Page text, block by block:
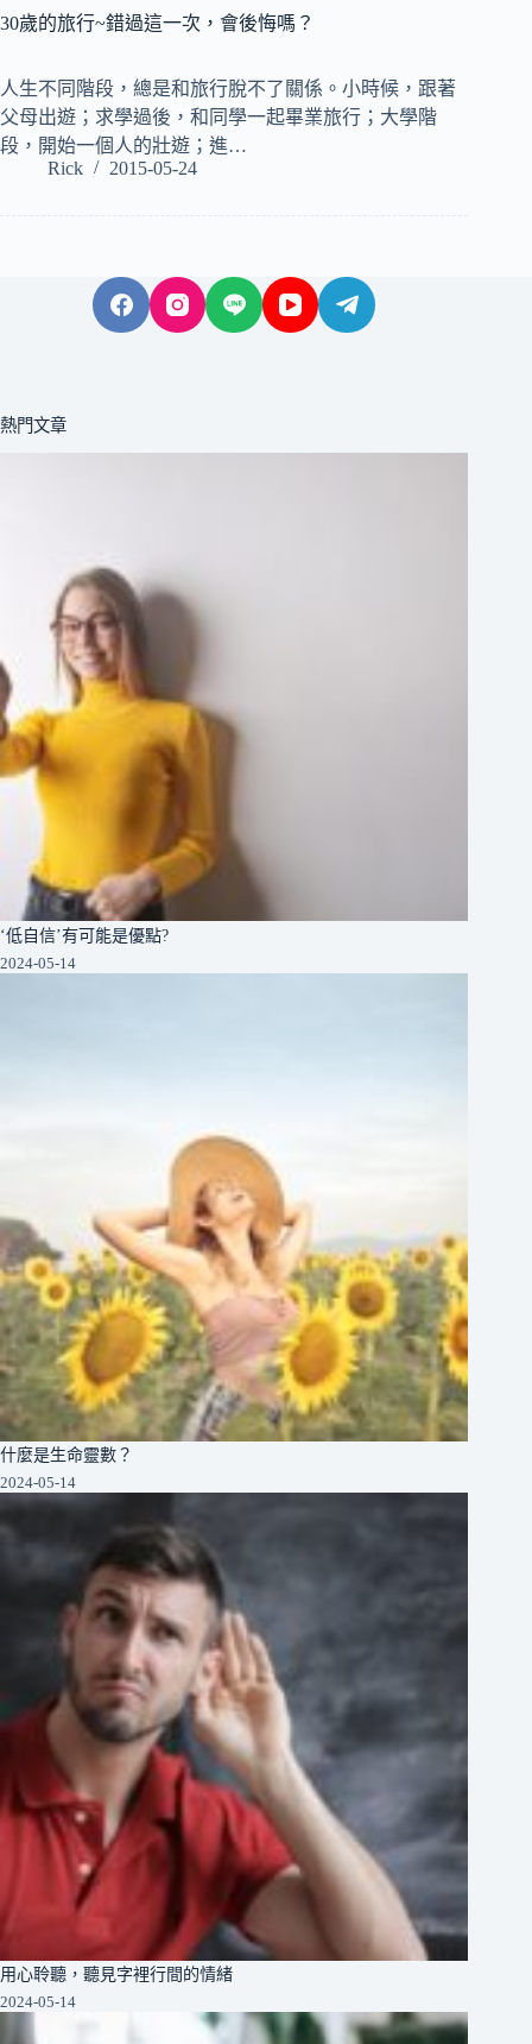
30歲的旅行~錯過這一次，會後悔嗎？
人生不同階段，總是和旅行脫不了關係。小時候，跟著
父母出遊；求學過後，和同學一起畢業旅行；大學階
段，開始一個人的壯遊；進…
Rick
2015-05-24
熱門文章
‘低自信’有可能是優點?
2024-05-14
什麼是生命靈數？
2024-05-14
用心聆聽，聽見字裡行間的情緒
2024-05-14